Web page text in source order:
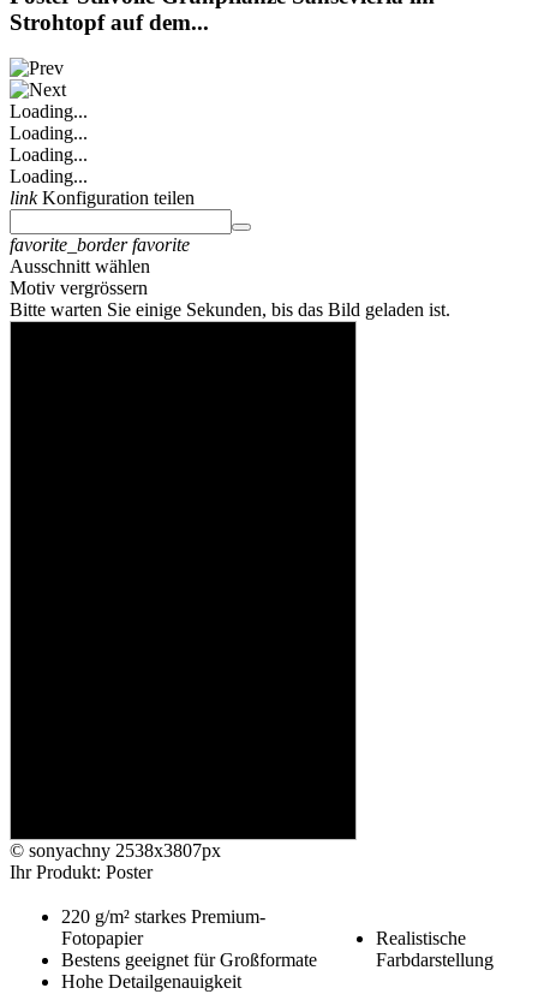
Strohtopf auf dem...
Loading...
Loading...
Loading...
Loading...
linkKonfiguration teilen
favorite_border favorite
Ausschnitt wählen
Motiv vergrössern
Bitte warten Sie einige Sekunden, bis das Bild geladen ist.
© sonyachny 2538x3807px
Ihr Produkt: Poster
220 g/m² starkes Premium-
Fotopapier
Bestens geeignet für Großformate
Hohe Detailgenauigkeit
Realistische
Farbdarstellung